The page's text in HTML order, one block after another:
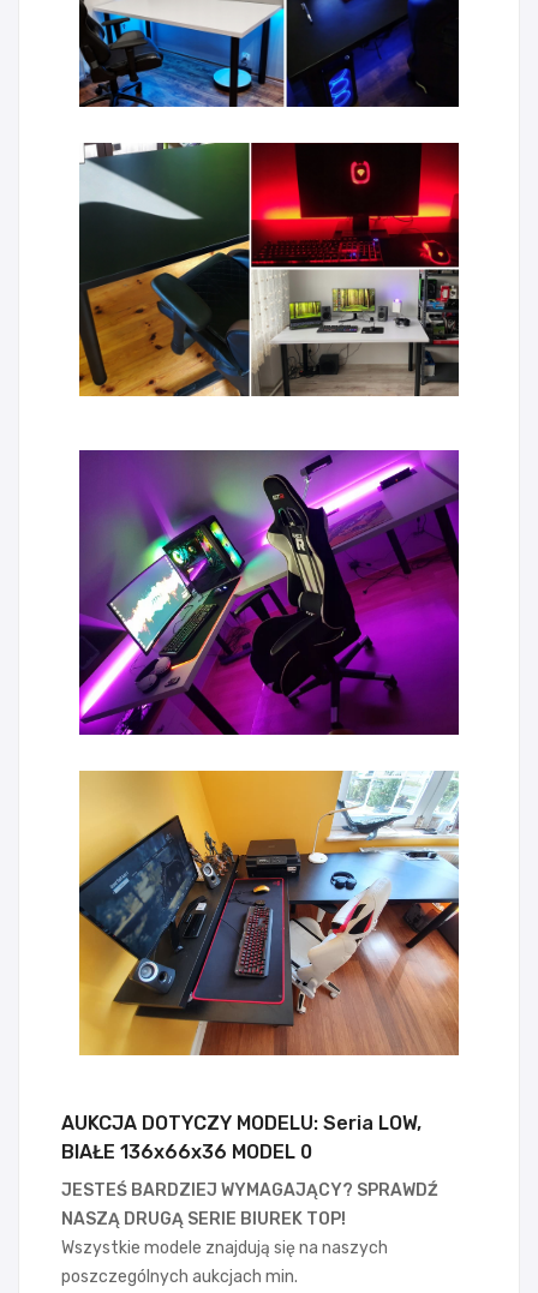
AUKCJA DOTYCZY MODELU: Seria LOW,
BIAŁE 136x66x36 MODEL 0
JESTEŚ BARDZIEJ WYMAGAJĄCY? SPRAWDŹ
NASZĄ DRUGĄ SERIE BIUREK TOP!
Wszystkie modele znajdują się na naszych
poszczególnych aukcjach min.